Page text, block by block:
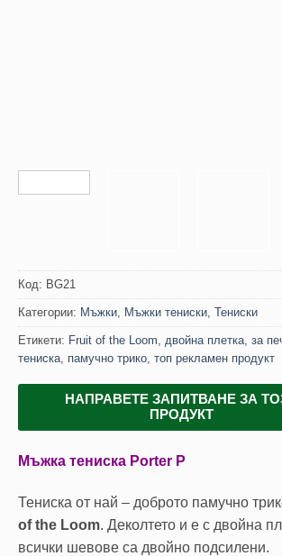
Код: BG21
Категории: Мъжки, Мъжки тениски, Тениски
Етикети: Fruit of the Loom, двойна плетка, за
тениска, памучно трико, топ рекламен продукт
НАПРАВЕТЕ ЗАПИТВАНЕ ЗА
ПРОДУКТ
Мъжка тениска Porter P
Тениска от най – доброто памучно
of the Loom. Деколтето и е с двойна
всички шевове са двойно подсилени.